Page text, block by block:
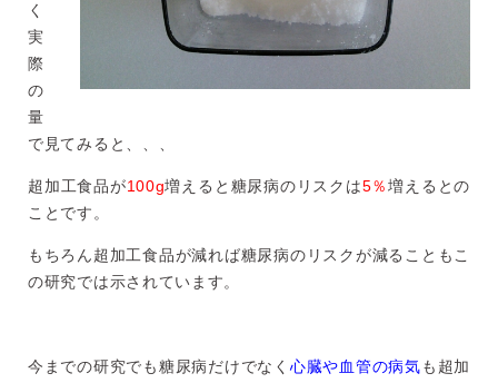
く
実
際
の
量
で見てみると、、、
超加工食品が100g増えると糖尿病のリスクは5％増えるとの
ことです。
もちろん超加工食品が減れば糖尿病のリスクが減ることもこ
の研究では示されています。
今までの研究でも糖尿病だけでなく 心臓や血管の病気も超加